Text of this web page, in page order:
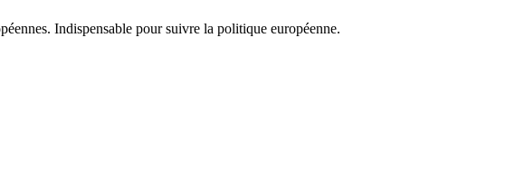
Indispensable pour suivre la politique européenne.